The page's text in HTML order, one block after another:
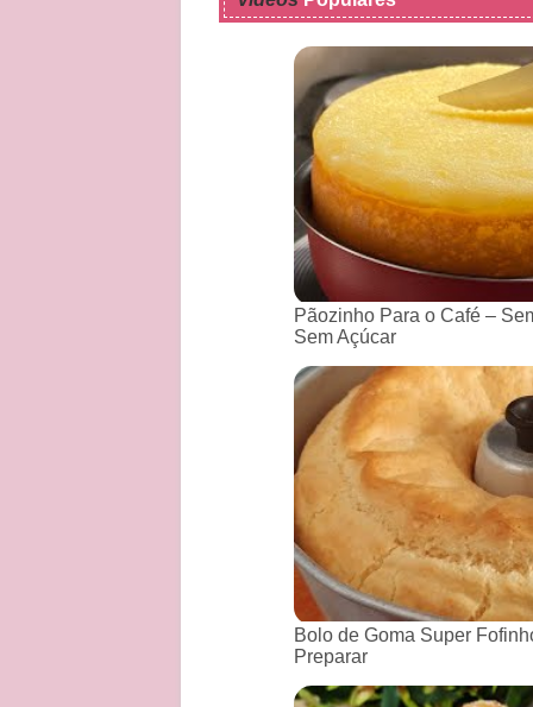
Pãozinho Para o Café –
Sem Açúcar
Bolo de Goma Super
Preparar